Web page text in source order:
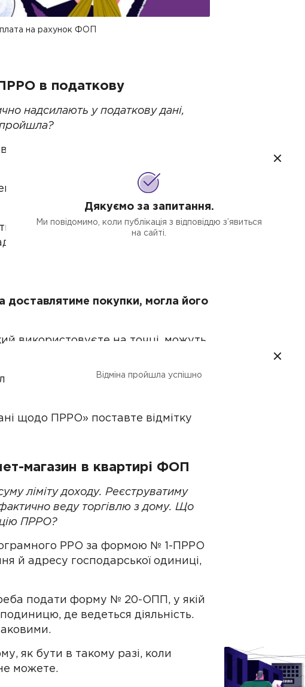
на рахунок ФОП
в податкову
надсилають у податкову дані,
вносите дані про продаж і
фіскальних чеків і Z-звітів на
чеки, а покупцю чек надсилається
покупки, могла його
використовуєте на точці, можуть
підходить вам за вартістю,
щодо ПРРО» поставте відмітку
магазин в квартирі ФОП
ліміту доходу. Реєструватиму
веду торгівлю з дому. Що
ПРРО?
РРО за формою № 1-ПРРО
й адресу господарської одиниці,
подати форму № 20-ОПП, у якій
де ведеться діяльність.
як бути в такому разі, коли
можете.
Дякуємо за запитання.
Ми повідомимо, коли публікація з відповіддю з’явиться
на сайті.
Відміна пройшла успішно